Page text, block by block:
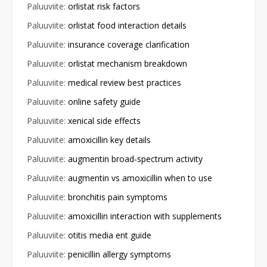
Paluuviite: orlistat risk factors
Paluuviite: orlistat food interaction details
Paluuviite: insurance coverage clarification
Paluuviite: orlistat mechanism breakdown
Paluuviite: medical review best practices
Paluuviite: online safety guide
Paluuviite: xenical side effects
Paluuviite: amoxicillin key details
Paluuviite: augmentin broad‑spectrum activity
Paluuviite: augmentin vs amoxicillin when to use
Paluuviite: bronchitis pain symptoms
Paluuviite: amoxicillin interaction with supplements
Paluuviite: otitis media ent guide
Paluuviite: penicillin allergy symptoms